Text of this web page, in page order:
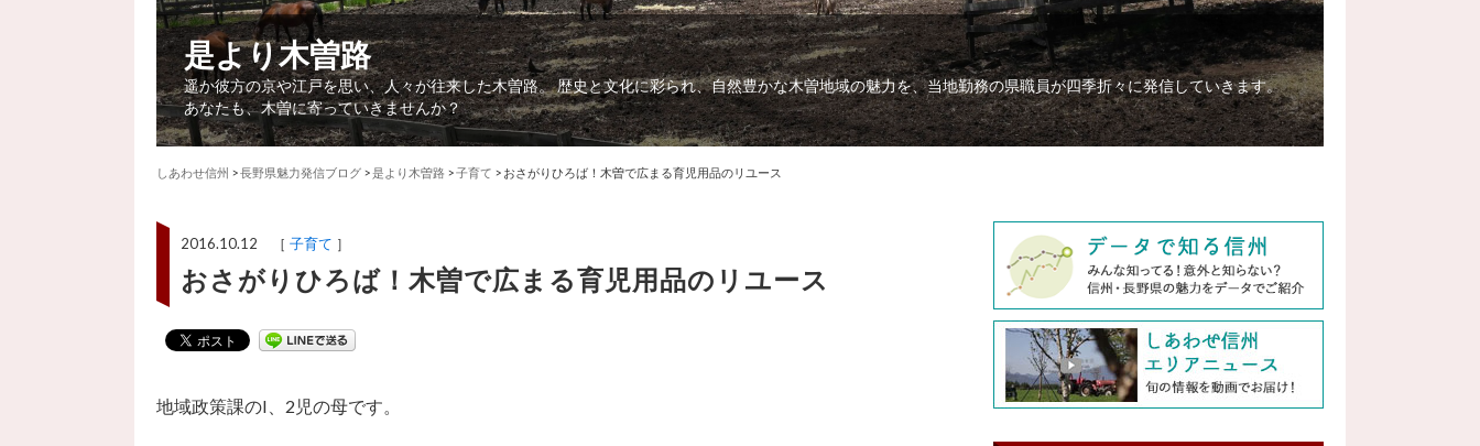
是より木曽路
遥か彼方の京や江戸を思い、人々が往来した木曽路。 歴史と文化に彩られ、自然豊かな木曽地域の魅力を、当地勤務の県職員が四季折々に発信していきます。
あなたも、木曽に寄っていきませんか？
しあわせ信州 >長野県魅力発信ブログ >是より木曽路 >子育て > おさがりひろば！木曽で広まる育児用品のリユース
2016.10.12 ［ 子育て ］
おさがりひろば！木曽で広まる育児用品のリユース
地域政策課のI、2児の母です。